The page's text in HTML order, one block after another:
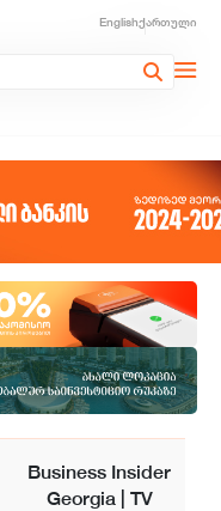
Englishქართული
Business Insider
Georgia | TV